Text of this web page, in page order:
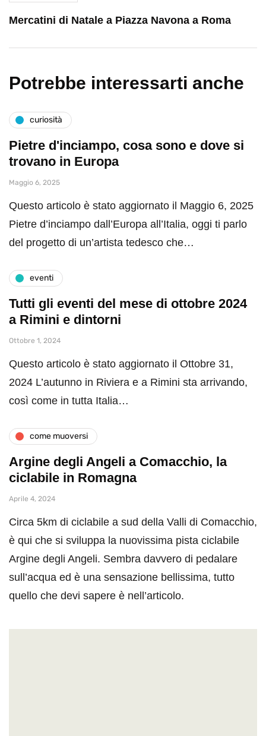
Mercatini di Natale a Piazza Navona a Roma
Potrebbe interessarti anche
curiosità
Pietre d'inciampo, cosa sono e dove si
trovano in Europa
Maggio 6, 2025
Questo articolo è stato aggiornato il Maggio 6, 2025
Pietre d’inciampo dall’Europa all’Italia, oggi ti parlo
del progetto di un’artista tedesco che…
eventi
Tutti gli eventi del mese di ottobre 2024
a Rimini e dintorni
Ottobre 1, 2024
Questo articolo è stato aggiornato il Ottobre 31,
2024 L’autunno in Riviera e a Rimini sta arrivando,
così come in tutta Italia…
come muoversi
Argine degli Angeli a Comacchio, la
ciclabile in Romagna
Aprile 4, 2024
Circa 5km di ciclabile a sud della Valli di Comacchio,
è qui che si sviluppa la nuovissima pista ciclabile
Argine degli Angeli. Sembra davvero di pedalare
sull’acqua ed è una sensazione bellissima, tutto
quello che devi sapere è nell’articolo.